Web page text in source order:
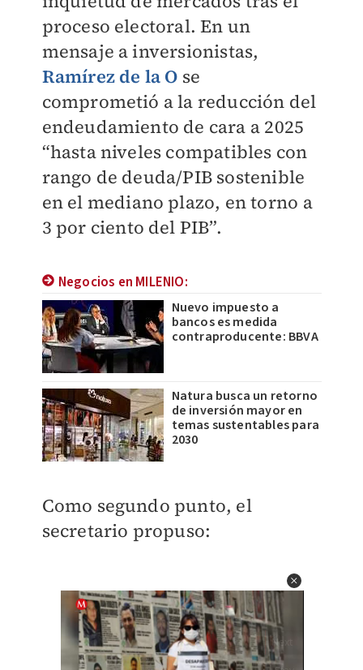
proceso electoral. En un
mensaje a inversionistas,
Ramírez de la O se
comprometió a la reducción del
endeudamiento de cara a 2025
“hasta niveles compatibles con
rango de deuda/PIB sostenible
en el mediano plazo, en torno a
3 por ciento del PIB”.
Negocios en MILENIO:
Nuevo impuesto a
bancos es medida
contraproducente: BBVA
Natura busca un retorno
de inversión mayor en
temas sustentables para
2030
Como segundo punto, el
secretario propuso: